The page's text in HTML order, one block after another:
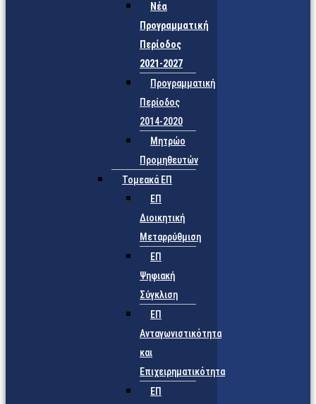
Νέα
Προγραμματική
Περίοδος
2021-2027
Προγραμματική
Περίοδος
2014-2020
Μητρώο
Προμηθευτών
Τομεακά ΕΠ
ΕΠ
Διοικητική
Μεταρρύθμιση
ΕΠ
Ψηφιακή
Σύγκλιση
ΕΠ
Ανταγωνιστικότητα
και
Επιχειρηματικότητα
ΕΠ